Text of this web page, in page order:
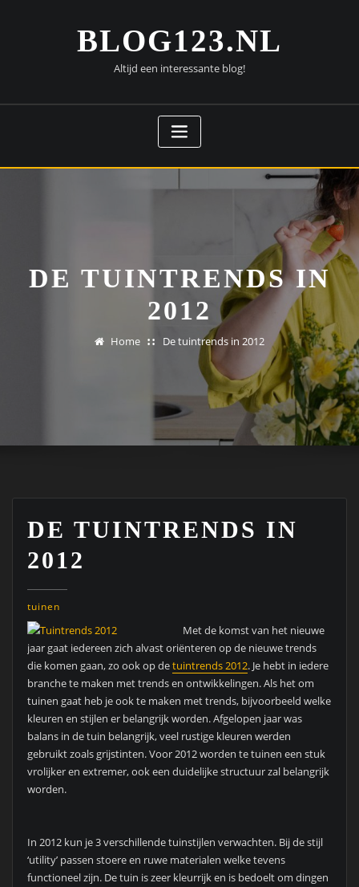
BLOG123.NL
Altijd een interessante blog!
DE TUINTRENDS IN
2012
Home De tuintrends in 2012
DE TUINTRENDS IN
2012
tuinen
Met de komst van het nieuwe
jaar gaat iedereen zich alvast oriënteren op de nieuwe trends
die komen gaan, zo ook op detuintrends 2012. Je hebt in iedere
branche te maken met trends en ontwikkelingen. Als het om
tuinen gaat heb je ook te maken met trends, bijvoorbeeld welke
kleuren en stijlen er belangrijk worden. Afgelopen jaar was
balans in de tuin belangrijk, veel rustige kleuren werden
gebruikt zoals grijstinten. Voor 2012 worden te tuinen een stuk
vrolijker en extremer, ook een duidelijke structuur zal belangrijk
worden.
In 2012 kun je 3 verschillende tuinstijlen verwachten. Bij de stijl
‘utility’ passen stoere en ruwe materialen welke tevens
functioneel zijn. De tuin is zeer kleurrijk en is bedoelt om dingen